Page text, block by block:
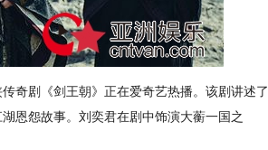
剧《剑王朝》正在爱奇艺热播。该剧讲述了
恩怨故事。刘奕君在剧中饰演大蘅一国之